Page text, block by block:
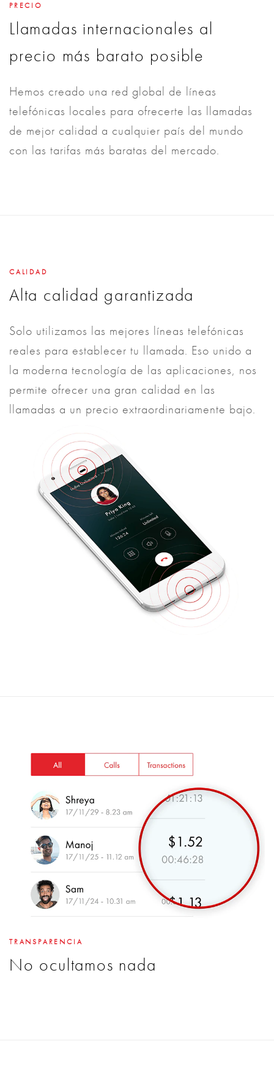
PRECIO
Llamadas internacionales al
precio más barato posible
Hemos creado una red global de líneas
telefónicas locales para ofrecerte las llamadas
de mejor calidad a cualquier país del mundo
con las tarifas más baratas del mercado.
CALIDAD
Alta calidad garantizada
Solo utilizamos las mejores líneas telefónicas
reales para establecer tu llamada. Eso unido a
la moderna tecnología de las aplicaciones, nos
permite ofrecer una gran calidad en las
llamadas a un precio extraordinariamente bajo.
TRANSPARENCIA
No ocultamos nada